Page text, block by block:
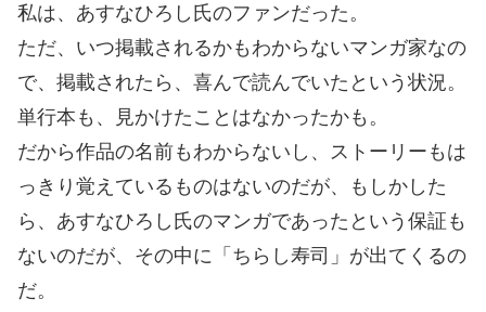
私は、あすなひろし氏のファンだった。
ただ、いつ掲載されるかもわからないマンガ家なの
で、掲載されたら、喜んで読んでいたという状況。
単行本も、見かけたことはなかったかも。
だから作品の名前もわからないし、ストーリーもは
っきり覚えているものはないのだが、もしかした
ら、あすなひろし氏のマンガであったという保証も
ないのだが、その中に「ちらし寿司」が出てくるの
だ。